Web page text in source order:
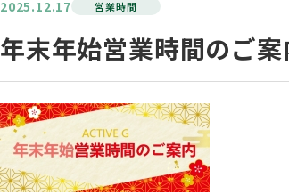
2025.12.17 営業時間
年末年始営業時間のご案